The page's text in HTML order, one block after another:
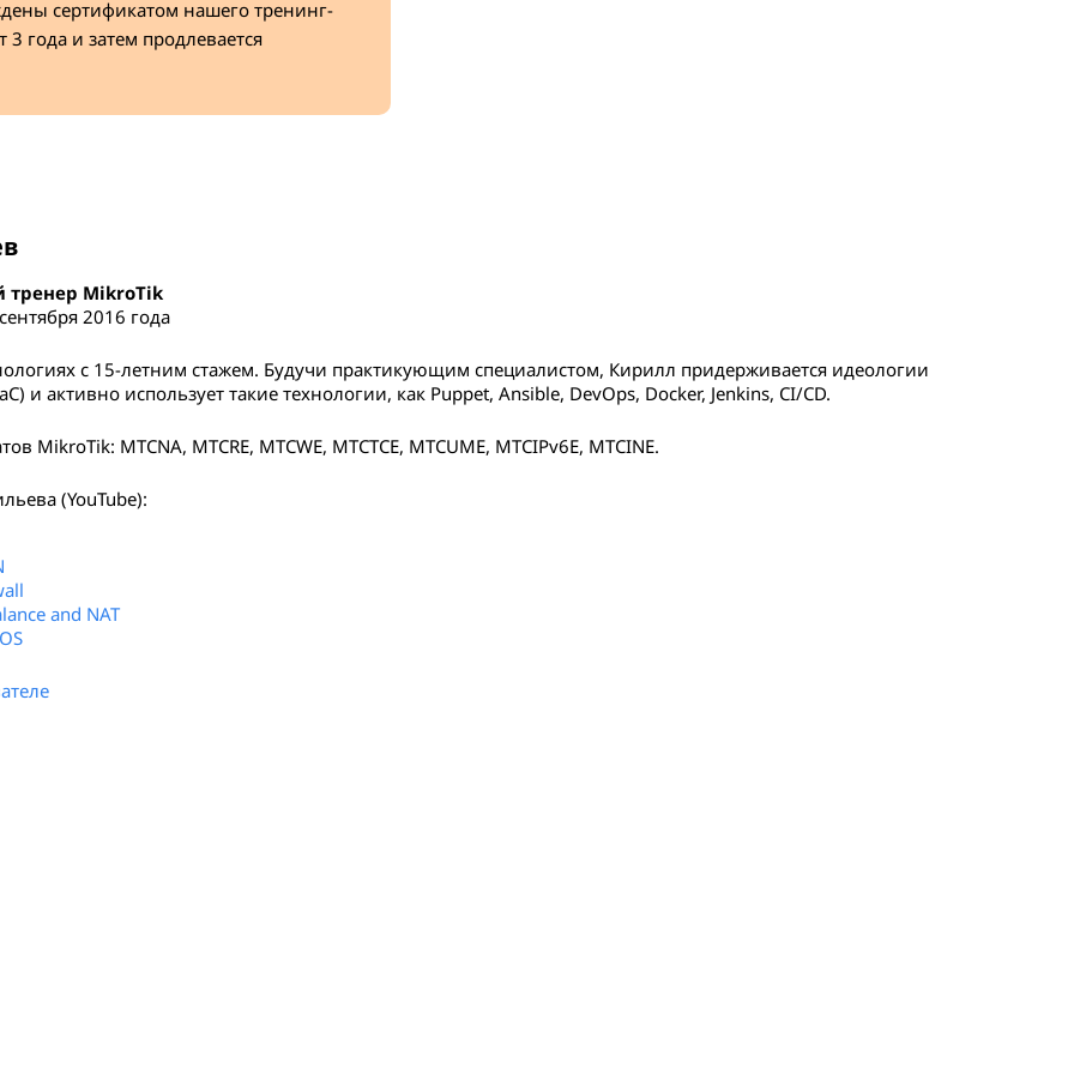
для Mangle с использованием
работа
работа
очередей
работа
работа
сертификатом нашего тренинг-
3 года и затем продлевается
MikroTik
2016 года
с 15-летним стажем. Будучи практикующим специалистом, Кирилл придерживается идеологии
и активно использует такие технологии, как Puppet, Ansible, DevOps, Docker, Jenkins, CI/CD.
MikroTik: MTCNA, MTCRE, MTCWE, MTCTCE, MTCUME, MTCIPv6E, MTCINE.
(YouTube):
and NAT